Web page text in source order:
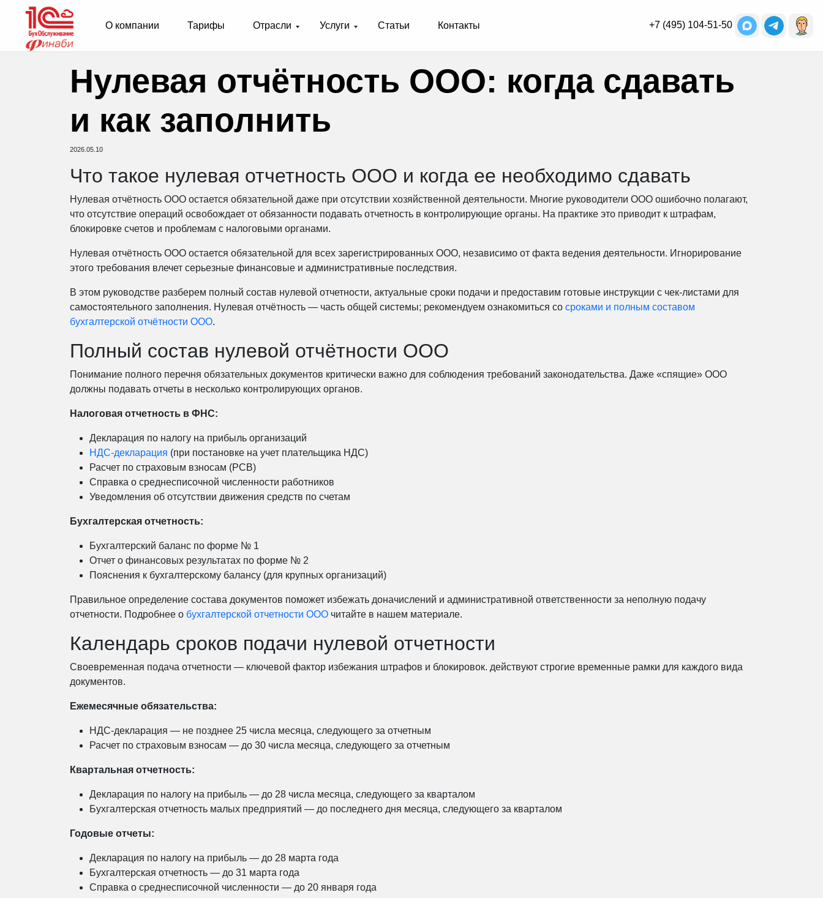
О компании Тарифы Отрасли Услуги Статьи Контакты +7 (495) 104-51-50
Нулевая отчётность ООО: когда сдавать
и как заполнить
2026.05.10
Что такое нулевая отчетность ООО и когда ее необходимо сдавать
Нулевая отчётность ООО остается обязательной даже при отсутствии хозяйственной деятельности. Многие руководители ООО ошибочно полагают,
что отсутствие операций освобождает от обязанности подавать отчетность в контролирующие органы. На практике это приводит к штрафам,
блокировке счетов и проблемам с налоговыми органами.
Нулевая отчётность ООО остается обязательной для всех зарегистрированных ООО, независимо от факта ведения деятельности. Игнорирование
этого требования влечет серьезные финансовые и административные последствия.
В этом руководстве разберем полный состав нулевой отчетности, актуальные сроки подачи и предоставим готовые инструкции с чек-листами для
самостоятельного заполнения. Нулевая отчётность — часть общей системы; рекомендуем ознакомиться со сроками и полным составом
бухгалтерской отчётности ООО.
Полный состав нулевой отчётности ООО
Понимание полного перечня обязательных документов критически важно для соблюдения требований законодательства. Даже «спящие» ООО
должны подавать отчеты в несколько контролирующих органов.
Налоговая отчетность в ФНС:
Декларация по налогу на прибыль организаций
НДС-декларация (при постановке на учет плательщика НДС)
Расчет по страховым взносам (РСВ)
Справка о среднесписочной численности работников
Уведомления об отсутствии движения средств по счетам
Бухгалтерская отчетность:
Бухгалтерский баланс по форме № 1
Отчет о финансовых результатах по форме № 2
Пояснения к бухгалтерскому балансу (для крупных организаций)
Правильное определение состава документов поможет избежать доначислений и административной ответственности за неполную подачу
отчетности. Подробнее о бухгалтерской отчетности ООО читайте в нашем материале.
Календарь сроков подачи нулевой отчетности
Своевременная подача отчетности — ключевой фактор избежания штрафов и блокировок. действуют строгие временные рамки для каждого вида
документов.
Ежемесячные обязательства:
НДС-декларация — не позднее 25 числа месяца, следующего за отчетным
Расчет по страховым взносам — до 30 числа месяца, следующего за отчетным
Квартальная отчетность:
Декларация по налогу на прибыль — до 28 числа месяца, следующего за кварталом
Бухгалтерская отчетность малых предприятий — до последнего дня месяца, следующего за кварталом
Годовые отчеты:
Декларация по налогу на прибыль — до 28 марта года
Бухгалтерская отчетность — до 31 марта года
Справка о среднесписочной численности — до 20 января года